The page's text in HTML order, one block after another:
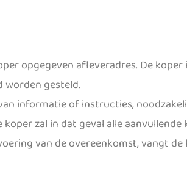
opgegeven afleveradres. De
gesteld.
informatie of instructies,
zal in dat geval alle
van de overeenkomst, vangt